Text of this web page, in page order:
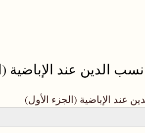
الدين عند الإباضية
عند الإباضية (الجزء الأول)